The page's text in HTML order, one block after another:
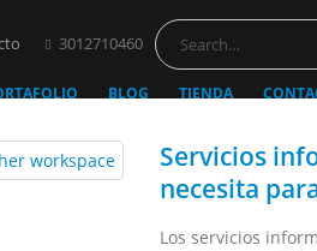
3012710460
BLOG TIENDA
Servicios
necesita
Los servicios